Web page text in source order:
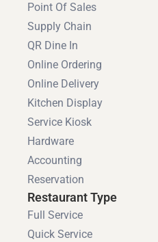
Point Of Sales
Supply Chain
QR Dine In
Online Ordering
Online Delivery
Kitchen Display
Service Kiosk
Hardware
Accounting
Reservation
Restaurant Type
Full Service
Quick Service